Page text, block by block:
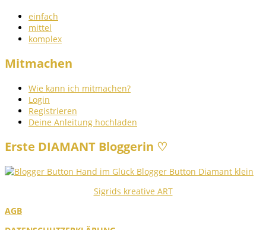
einfach
mittel
komplex
Mitmachen
Wie kann ich mitmachen?
Login
Registrieren
Deine Anleitung hochladen
Erste DIAMANT Bloggerin ♡
Sigrids kreative ART
AGB